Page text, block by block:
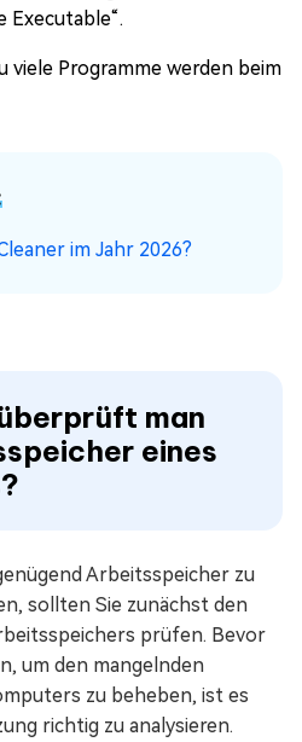
Executable“.
viele Programme werden beim
im Jahr 2026?
man
eines
Arbeitsspeicher zu
sollten Sie zunächst den
prüfen. Bevor
um den mangelnden
zu beheben, ist es
richtig zu analysieren.